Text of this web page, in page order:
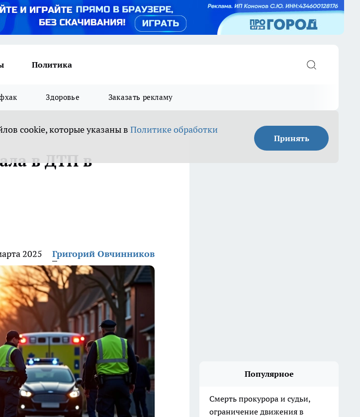
Политика
Здоровье Заказать рекламу
cookie, которые указаны в Политике обработки
Принять
в ДТП в
2025 Григорий Овчинников
Популярное
Смерть прокурора и судьи,
ограничение движения в